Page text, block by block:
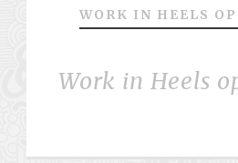
WORK IN HEELS
Work in Heels